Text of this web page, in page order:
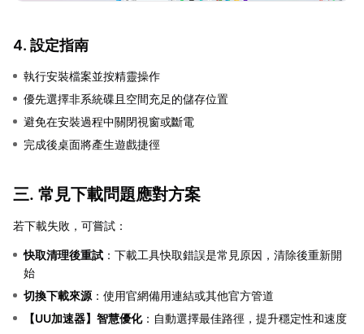
4. 設定指南
執行安裝檔案並按精靈操作
優先選擇非系統碟且空間充足的儲存位置
避免在安裝過程中關閉視窗或斷電
完成後桌面將產生遊戲捷徑
三. 常見下載問題應對方案
若下載失敗，可嘗試：
快取清理後重試 ：下載工具快取錯誤是常見原因，清除後重新開
始
切換下載來源 ：使用官網備用連結或其他官方管道
【UU加速器】智慧優化：自動選擇最佳路徑，提升穩定性和速度